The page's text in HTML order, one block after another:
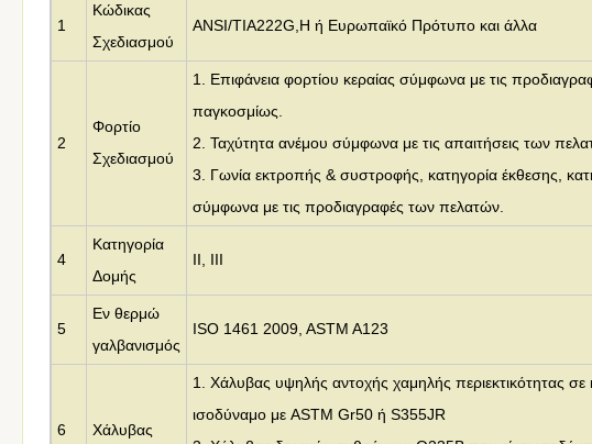
1
Κώδικας
Σχεδιασμού
ANSI/TIA222G,H ή Ευρωπαϊκό Πρότυπο και άλλα
2
Φορτίο
Σχεδιασμού
1. Επιφάνεια φορτίου κεραίας σύμφωνα με τις
παγκοσμίως.
2. Ταχύτητα ανέμου σύμφωνα με τις απαιτήσεις των
3. Γωνία εκτροπής & συστροφής, κατηγορία έκθεσης,
σύμφωνα με τις προδιαγραφές των πελατών.
4
Κατηγορία
Δομής
II, III
5
Εν θερμώ
γαλβανισμός
ISO 1461 2009, ASTM A123
6 Χάλυβας
1. Χάλυβας υψηλής αντοχής χαμηλής περιεκτικότητας
ισοδύναμο με ASTM Gr50 ή S355JR